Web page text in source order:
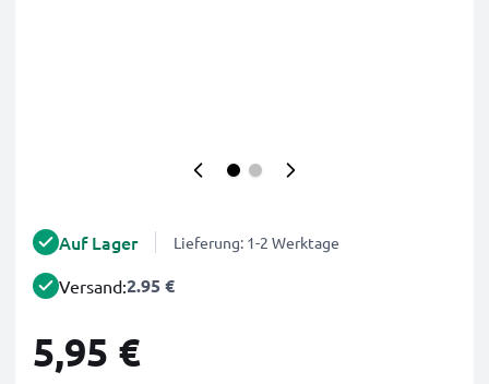
Auf Lager Lieferung: 1-2 Werktage
Versand:2.95 €
5,95 €